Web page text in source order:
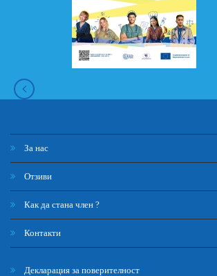
За нас
Отзиви
Как да стана член ?
Контакти
Декларация за поверителност